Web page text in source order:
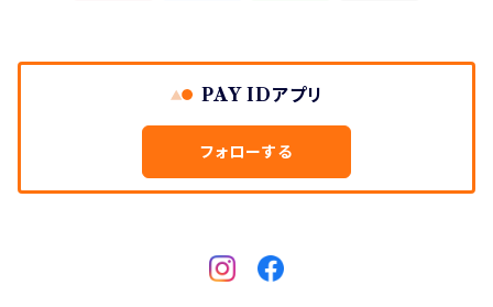
PAY IDアプリ
フォローする